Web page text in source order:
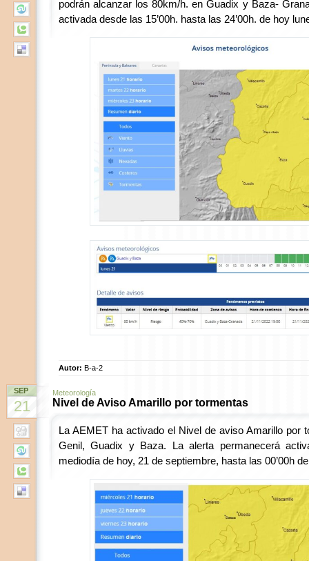
podrán alcanzar los 80km/h. en Guadix y Baza-
activada desde las 15’00h. hasta las 24’00h. de hoy
Autor: B-a-2
SEP
21
Meteorología
Nivel de Aviso Amarillo por tormentas
La AEMET ha activado el Nivel de aviso Amarillo por
Genil, Guadix y Baza. La alerta permanecerá
mediodía de hoy, 21 de septiembre, hasta las 00’00h